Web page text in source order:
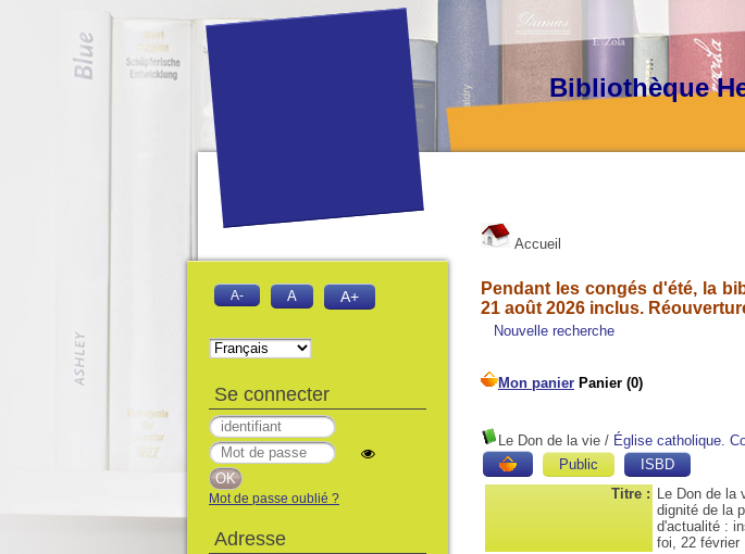
Accueil
Pendant les congés d'été, la
21 août 2026 inclus.
Nouvelle recherche
Le Don de la vie / Église catholique.
Public
ISBD
Titre : Le Don de la
dignité de la
d'actualité :
foi, 22 février
Bibliothèque
A- A A+
Se connecter
Mot de passe oublié ?
Adresse